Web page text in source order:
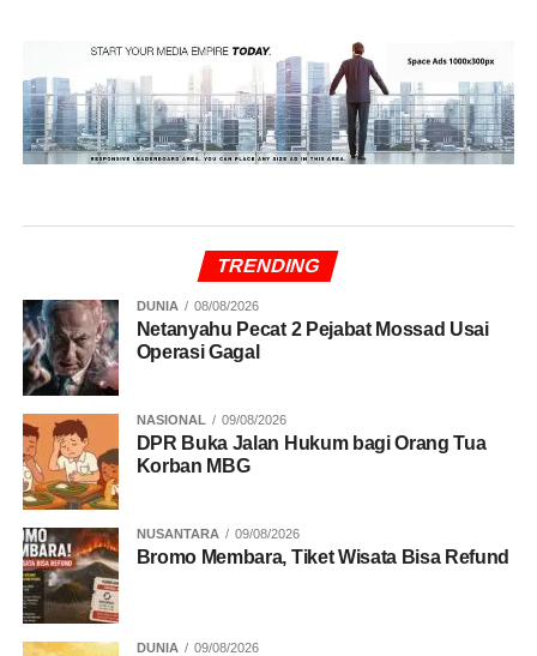
TRENDING
DUNIA 08/08/2026
Netanyahu Pecat 2 Pejabat Mossad Usai
Operasi Gagal
NASIONAL 09/08/2026
DPR Buka Jalan Hukum bagi Orang Tua
Korban MBG
NUSANTARA 09/08/2026
Bromo Membara, Tiket Wisata Bisa Refund
DUNIA 09/08/2026